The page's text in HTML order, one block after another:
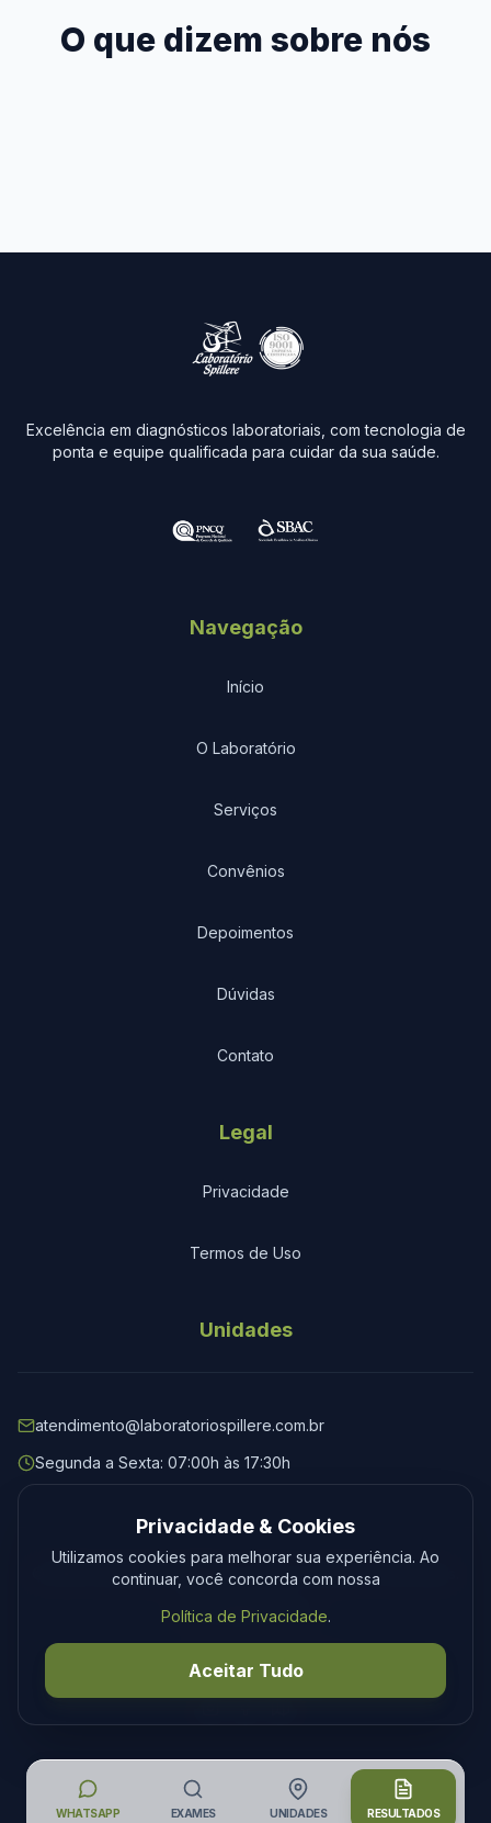
O que dizem sobre nós
Excelência em diagnósticos laboratoriais, com tecnologia de
ponta e equipe qualificada para cuidar da sua saúde.
Navegação
Início
O Laboratório
Serviços
Convênios
Depoimentos
Dúvidas
Contato
Legal
Privacidade
Termos de Uso
Unidades
atendimento@laboratoriospillere.com.br
Segunda a Sexta: 07:00h às 17:30h
© 2026 Laboratório Spillere. Todos os direitos reservados.
PrivacidadeTermos
DesenvolvimentoTecmedia
Privacidade & Cookies
Utilizamos cookies para melhorar sua experiência. Ao
continuar, você concorda com nossa
Política de Privacidade.
Aceitar Tudo
WHATSAPP EXAMES UNIDADES RESULTADOS